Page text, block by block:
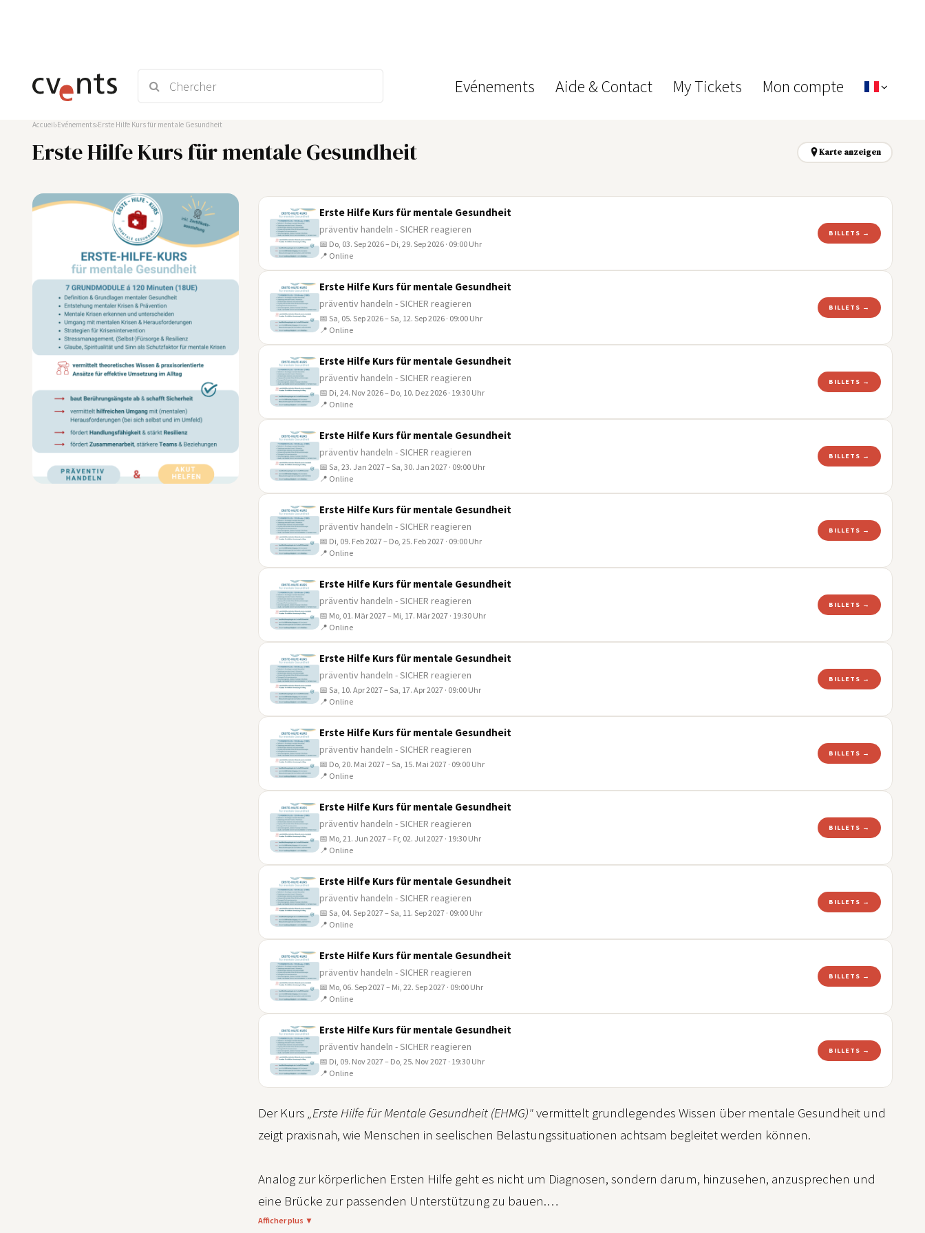
Evénements Aide & Contact My Tickets Mon compte
Accueil Evénements Erste Hilfe Kurs für mentale Gesundheit
Erste Hilfe Kurs für mentale Gesundheit Karte anzeigen
Erste Hilfe Kurs für mentale Gesundheit
präventiv handeln - SICHER reagieren
📅 Do, 03. Sep 2026 – Di, 29. Sep 2026 · 09:00 Uhr
📍 Online
BILLETS →
Erste Hilfe Kurs für mentale Gesundheit
präventiv handeln - SICHER reagieren
📅 Sa, 05. Sep 2026 – Sa, 12. Sep 2026 · 09:00 Uhr
📍 Online
BILLETS →
Erste Hilfe Kurs für mentale Gesundheit
präventiv handeln - SICHER reagieren
📅 Di, 24. Nov 2026 – Do, 10. Dez 2026 · 19:30 Uhr
📍 Online
BILLETS →
Erste Hilfe Kurs für mentale Gesundheit
präventiv handeln - SICHER reagieren
📅 Sa, 23. Jan 2027 – Sa, 30. Jan 2027 · 09:00 Uhr
📍 Online
BILLETS →
Erste Hilfe Kurs für mentale Gesundheit
präventiv handeln - SICHER reagieren
📅 Di, 09. Feb 2027 – Do, 25. Feb 2027 · 09:00 Uhr
📍 Online
BILLETS →
Erste Hilfe Kurs für mentale Gesundheit
präventiv handeln - SICHER reagieren
📅 Mo, 01. Mär 2027 – Mi, 17. Mär 2027 · 19:30 Uhr
📍 Online
BILLETS →
Erste Hilfe Kurs für mentale Gesundheit
präventiv handeln - SICHER reagieren
📅 Sa, 10. Apr 2027 – Sa, 17. Apr 2027 · 09:00 Uhr
📍 Online
BILLETS →
Erste Hilfe Kurs für mentale Gesundheit
präventiv handeln - SICHER reagieren
📅 Do, 20. Mai 2027 – Sa, 15. Mai 2027 · 09:00 Uhr
📍 Online
BILLETS →
Erste Hilfe Kurs für mentale Gesundheit
präventiv handeln - SICHER reagieren
📅 Mo, 21. Jun 2027 – Fr, 02. Jul 2027 · 19:30 Uhr
📍 Online
BILLETS →
Erste Hilfe Kurs für mentale Gesundheit
präventiv handeln - SICHER reagieren
📅 Sa, 04. Sep 2027 – Sa, 11. Sep 2027 · 09:00 Uhr
📍 Online
BILLETS →
Erste Hilfe Kurs für mentale Gesundheit
präventiv handeln - SICHER reagieren
📅 Mo, 06. Sep 2027 – Mi, 22. Sep 2027 · 09:00 Uhr
📍 Online
BILLETS →
Erste Hilfe Kurs für mentale Gesundheit
präventiv handeln - SICHER reagieren
📅 Di, 09. Nov 2027 – Do, 25. Nov 2027 · 19:30 Uhr
📍 Online
BILLETS →
Der Kurs „Erste Hilfe für Mentale Gesundheit (EHMG)"vermittelt grundlegendes Wissen über mentale Gesundheit und
zeigt praxisnah, wie Menschen in seelischen Belastungssituationen achtsam begleitet werden können.
Analog zur körperlichen Ersten Hilfe geht es nicht um Diagnosen, sondern darum, hinzusehen, anzusprechen und
eine Brücke zur passenden Unterstützung zu bauen.
Afficher plus ▼